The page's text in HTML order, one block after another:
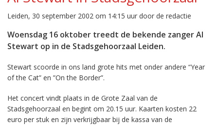
Leiden, 30 september 2002 om 14:15 uur door de redactie
Woensdag 16 oktober treedt de bekende zanger Al
Stewart op in de Stadsgehoorzaal Leiden.
Stewart scoorde in ons land grote hits met onder andere “Year
of the Cat” en ”On the Border”.
Het concert vindt plaats in de Grote Zaal van de
Stadsgehoorzaal en begint om 20.15 uur. Kaarten kosten 22
euro per stuk en zijn verkrijgbaar bij de kassa van de